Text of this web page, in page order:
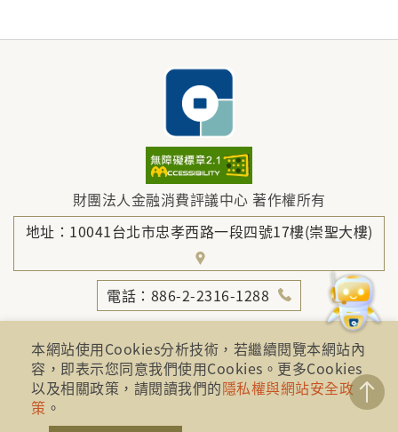
財團法人金融消費評議中心 著作權所有
地址：10041台北市忠孝西路一段四號17樓(崇聖大樓)
電話：886-2-2316-1288
金融服務專線：1998
金融消費爭議免費服務專線：0800-789885、0800-
本網站使用Cookies分析技術，若繼續閱覽本網站內
容，即表示您同意我們使用Cookies。更多Cookies
以及相關政策，請閱讀我們的隱私權與網站安全政
策 。